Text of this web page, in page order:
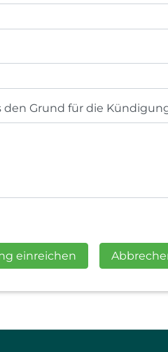
den Grund für die
einreichen